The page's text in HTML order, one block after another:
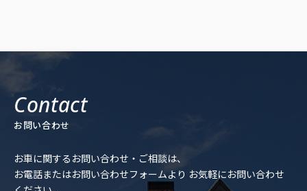
トエアコン・シートヒーター・本革シート ■エクステリア ・ヘッド
【車検残：令和6年7月】
——————————————————————————————- 【 法定整
備付】 法定24ヶ月点検整備付※商用車は12ヶ月点検整備付 自社整
せて頂きます♪ また、ご購入後もお客様の大切なお車を車検、板金
塗装、修理に至るまで全力でサポート＆バックアップ致します！！
——————————————————————————– 【保証付：販売店
お問い合わせ
お車に関するお問い合わせ・ご相談は、
お電話またはお問い合わせフォームより お気軽にお問い合わせ